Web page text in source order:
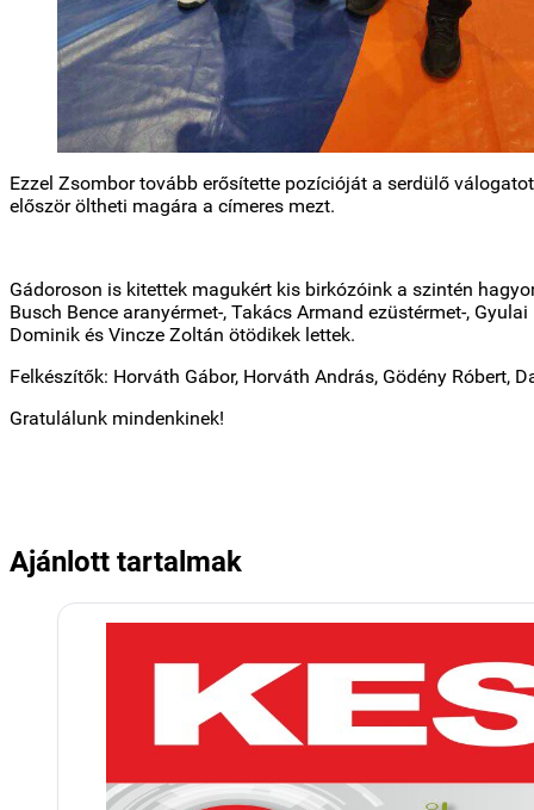
Ezzel Zsombor tovább erősítette pozícióját a serdülő
először öltheti magára a címeres mezt.
Gádoroson is kitettek magukért kis birkózóink a szintén
Busch Bence aranyérmet-, Takács Armand ezüstérmet-,
Dominik és Vincze Zoltán ötödikek lettek.
Felkészítők: Horváth Gábor, Horváth András, Gödény Róbert,
Gratulálunk mindenkinek!
Ajánlott tartalmak